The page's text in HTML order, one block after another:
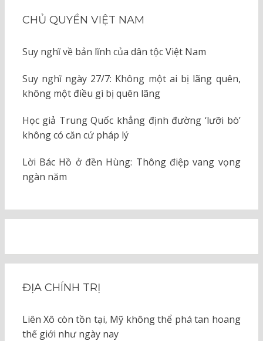
CHỦ QUYỀN VIỆT NAM
Suy nghĩ về bản lĩnh của dân tộc Việt Nam
Suy nghĩ ngày 27/7: Không một ai bị lãng quên,
không một điều gì bị quên lãng
Học giả Trung Quốc khẳng định đường ‘lưỡi bò’
không có căn cứ pháp lý
Lời Bác Hồ ở đền Hùng: Thông điệp vang vọng
ngàn năm
ĐỊA CHÍNH TRỊ
Liên Xô còn tồn tại, Mỹ không thể phá tan hoang
thế giới như ngày nay